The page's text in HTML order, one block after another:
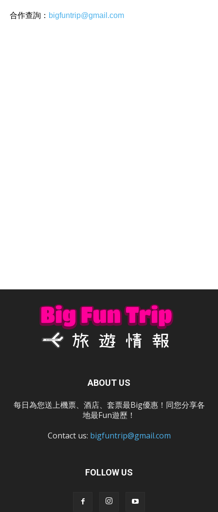
合作查詢： bigfuntrip@gmail.com
ABOUT US
每日為您送上機票、酒店、套票最Big優惠！同您分享各
地最Fun遊歷！
Contact us: bigfuntrip@gmail.com
FOLLOW US